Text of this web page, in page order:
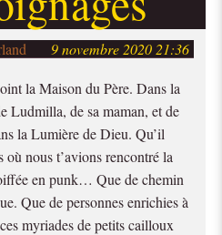
9 novembre 2020 21:36
la Maison du Père. Dans la
Ludmilla, de sa maman, et de
la Lumière de Dieu. Qu’il
nous t’avions rencontré la
en punk… Que de chemin
Que de personnes enrichies à
myriades de petits cailloux